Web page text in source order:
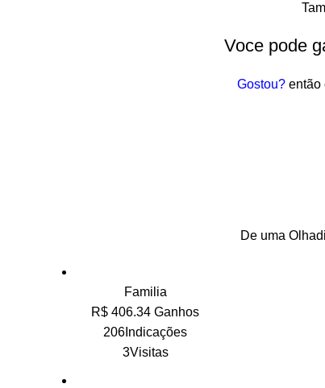
Voce pode
Gostou?então
De uma
Familia
R$ 406.34 Ganhos
206Indicações
3Visitas